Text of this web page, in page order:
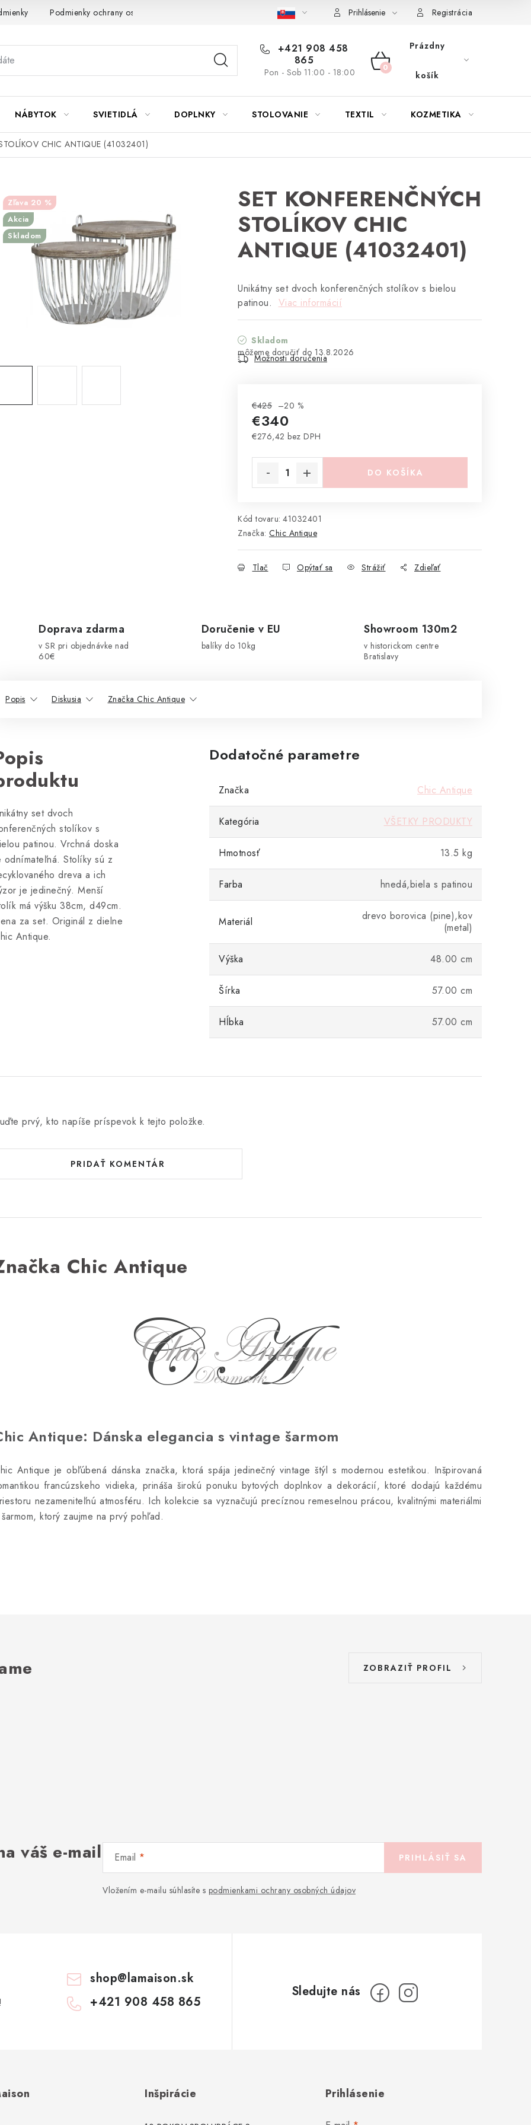
Podmienky ochrany osobných údajov Návod na údržbu nábytku Reklamačný poriadok Pravidlá zliav a akcií
Prihlásenie Registrácia
+421 908 458
865
Pon - Sob 11:00 - 18:00
NÁKUPNÝ
Prázdny
košík
NÁBYTOK SVIETIDLÁ DOPLNKY STOLOVANIE TEXTIL KOZMETIKA
CHIC ANTIQUE (41032401)
SET KONFERENČNÝCH
STOLÍKOV CHIC
ANTIQUE (41032401)
Unikátny set dvoch konferenčných stolíkov s bielou
patinou. Viac informácií
Skladom
13.8.2026
Možnosti doručenia
€425 –20 %
€340
€276,42 bez DPH
DO KOŠÍKA
Kód tovaru: 41032401
Značka: Chic Antique
Tlač Opýtať sa Strážiť Zdieľať
20 %
Akcia
Skladom
Doprava zdarma
v SR pri objednávke nad
60€
Doručenie v EU
balíky do 10kg
Showroom 130m2
v historickom centre
Bratislavy
Popis Diskusia Značka Chic Antique
set dvoch
stolíkov s
patinou. Vrchná doska
odnímateľná. Stolíky sú z
dreva a ich
je jedinečný. Menší
má výšku 38cm, d49cm.
za set. Originál z dielne
Antique.
Dodatočné parametre
Značka Chic Antique
Kategória VŠETKY PRODUKTY
Hmotnosť 13.5 kg
Farba hnedá,biela s patinou
Materiál
drevo borovica (pine),kov
(metal)
Výška 48.00 cm
Šírka 57.00 cm
Hĺbka 57.00 cm
prvý, kto napíše príspevok k tejto položke.
PRIDAŤ KOMENTÁR
Chic Antique
Antique: Dánska elegancia s vintage šarmom
Antique je obľúbená dánska značka, ktorá spája jedinečný vintage štýl s modernou estetikou. Inšpirovaná
francúzskeho vidieka, prináša širokú ponuku bytových doplnkov a dekorácií, ktoré dodajú každému
nezameniteľnú atmosféru. Ich kolekcie sa vyznačujú precíznou remeselnou prácou, kvalitnými materiálmi
ktorý zaujme na prvý pohľad.
ZOBRAZIŤ PROFIL
váš e-mail Email
Vložením e-mailu súhlasíte s podmienkami ochrany osobných údajov
PRIHLÁSIŤ SA
shop@lamaison.sk
+421 908 458 865
Inšpirácie Prihlásenie